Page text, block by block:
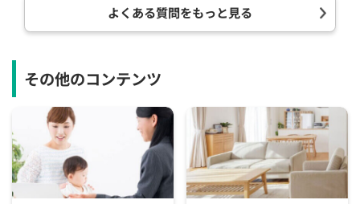
よくある質問をもっと見る
その他のコンテンツ